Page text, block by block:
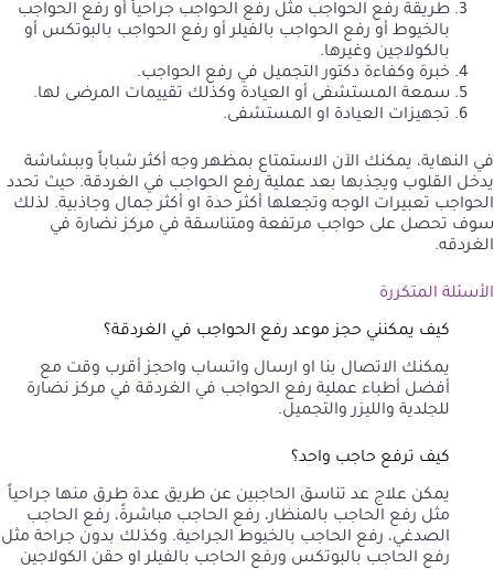
طريقة رفع الحواجب مثل رفع الحواجب جراحياً أو رفع الحواجب
بالخيوط أو رفع الحواجب بالفيلر أو رفع الحواجب بالبوتكس أو
بالكولاجين وغيرها.
خبرة وكفاءة دكتور التجميل في رفع الحواجب.
سمعة المستشفى أو العيادة وكذلك تقييمات المرضى لها.
تجهيزات العيادة او المستشفى.
في النهاية، يمكنك الآن الاستمتاع بمظهر وجه أكثر شباباً وببشاشة
يدخل القلوب ويجذبها بعد عملية رفع الحواجب في الغردقة. حيث تحدد
الحواجب تعبيرات الوجه وتجعلها أكثر حدة او أكثر جمال وجاذبية. لذلك
سوف تحصل على حواجب مرتفعة ومتناسقة في مركز نضارة في
الغردقه.
الأسئلة المتكررة
كيف يمكنني حجز موعد رفع الحواجب في الغردقة؟
يمكنك الاتصال بنا او ارسال واتساب واحجز أقرب وقت مع
أفضل أطباء عملية رفع الحواجب في الغردقة في مركز نضارة
للجلدية والليزر والتجميل.
كيف ترفع حاجب واحد؟
يمكن علاج عد تناسق الحاجبين عن طريق عدة طرق منها جراحياً
مثل رفع الحاجب بالمنظار، رفع الحاجب مباشرةً، رفع الحاجب
الصدغي، رفع الحاجب بالخيوط الجراحية. وكذلك بدون جراحة مثل
رفع الحاجب بالبوتكس ورفع الحاجب بالفيلر او حقن الكولاجين